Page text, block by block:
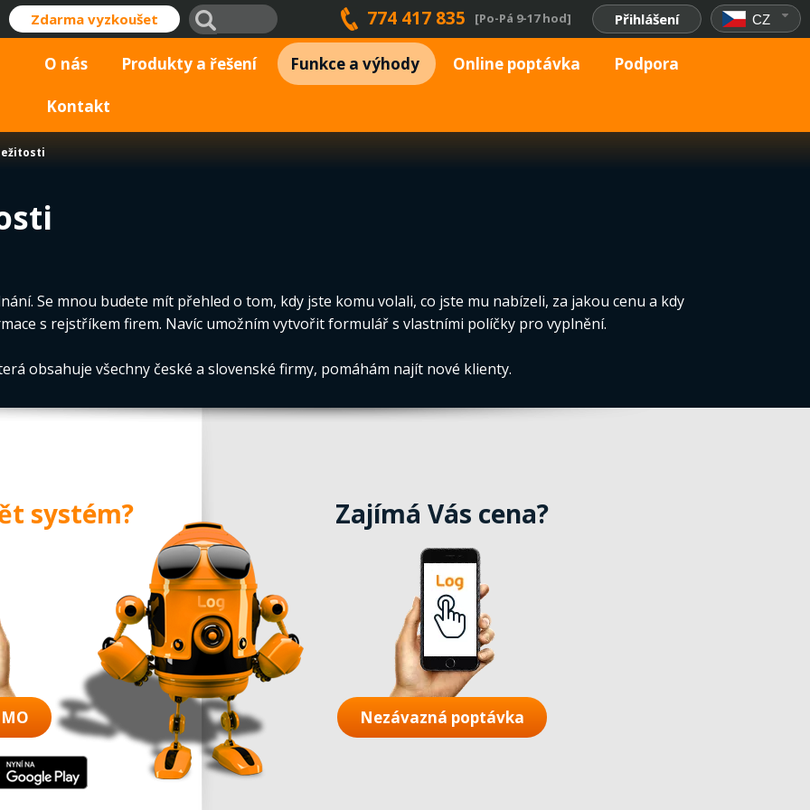
Zdarma vyzkoušet 774 417 835 [Po-Pá 9-17 hod] CZ
Přihlášení
O nás Produkty a řešení Funkce a výhody Online poptávka Podpora
Kontakt
Se mnou budete mít přehled o tom, kdy jste komu volali, co jste mu nabízeli, za jakou cenu a kdy
s rejstříkem firem. Navíc umožním vytvořit formulář s vlastními políčky pro vyplnění.
obsahuje všechny české a slovenské firmy, pomáhám najít nové klienty.
systém? Zajímá Vás cena?
Nezávazná poptávka